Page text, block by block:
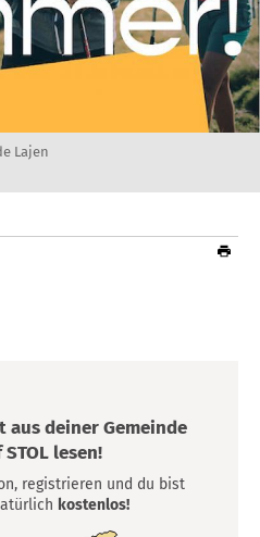
Lajen
aus deiner Gemeinde
lesen!
registrieren und du bist
kostenlos!